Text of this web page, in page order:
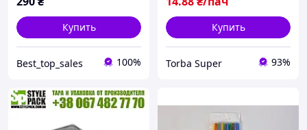
Купить
Best_top_sales 100%
Купить
Torba Super 93%